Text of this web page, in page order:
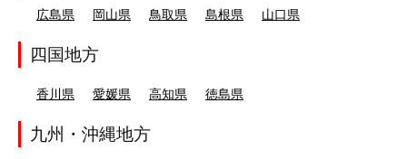
広島県 岡山県 鳥取県 島根県 山口県
四国地方
香川県 愛媛県 高知県 徳島県
九州・沖縄地方